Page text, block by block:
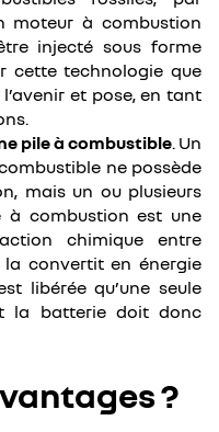
moteur à combustion
injecté sous forme
cette technologie que
et pose, en tant
pile à combustible. Un
ne possède
mais un ou plusieurs
à combustion est une
chimique entre
la convertit en énergie
libérée qu’une seule
la batterie doit donc
?